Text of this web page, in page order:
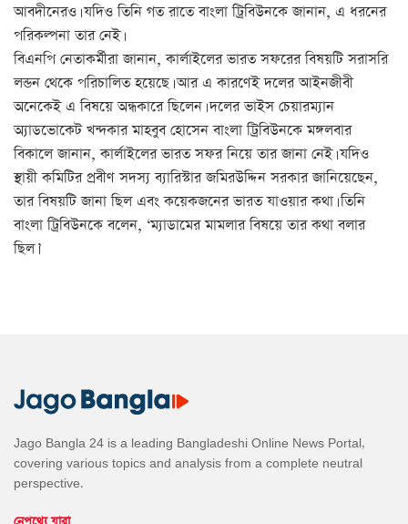
আবদীনেরও। যদিও তিনি গত রাতে বাংলা ট্রিবিউনকে জানান, এ ধরনের
পরিকল্পনা তার নেই।
বিএনপি নেতাকর্মীরা জানান, কার্লাইলের ভারত সফরের বিষয়টি সরাসরি
লন্ডন থেকে পরিচালিত হয়েছে। আর এ কারণেই দলের আইনজীবী
অনেকেই এ বিষয়ে অন্ধকারে ছিলেন। দলের ভাইস চেয়ারম্যান
অ্যাডভোকেট খন্দকার মাহবুব হোসেন বাংলা ট্রিবিউনকে মঙ্গলবার
বিকালে জানান, কার্লাইলের ভারত সফর নিয়ে তার জানা নেই। যদিও
স্থায়ী কমিটির প্রবীণ সদস্য ব্যারিস্টার জমিরউদ্দিন সরকার জানিয়েছেন,
তার বিষয়টি জানা ছিল এবং কয়েকজনের ভারত যাওয়ার কথা। তিনি
বাংলা ট্রিবিউনকে বলেন, ‘ম্যাডামের মামলার বিষয়ে তার কথা বলার
ছিল।’
Jago Bangla 24 is a leading Bangladeshi Online News Portal,
covering various topics and analysis from a complete neutral
perspective.